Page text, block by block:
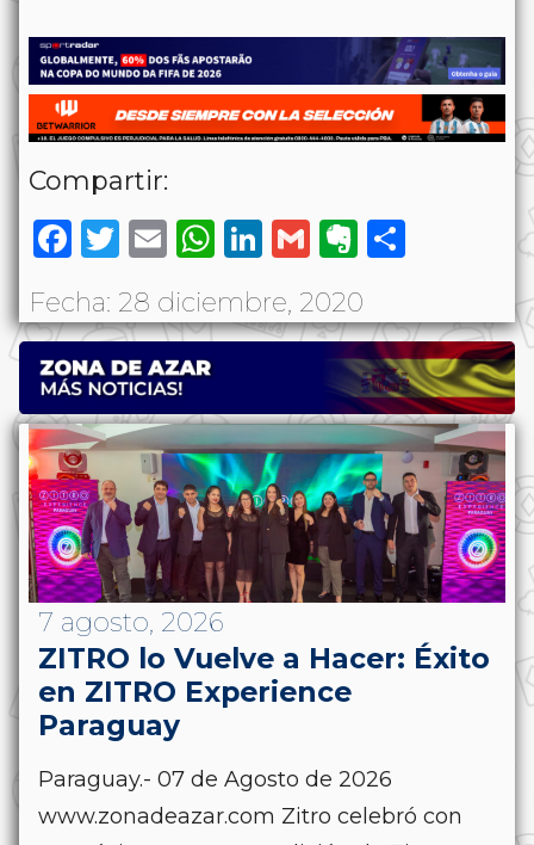
Compartir:
Facebook
Twitter
EmailWhatsApp
LinkedIn
GmailEvernote
Fecha: 28 diciembre, 2020
7 agosto, 2026
ZITRO lo Vuelve a Hacer: Éxito
en ZITRO Experience
Paraguay
Paraguay.- 07 de Agosto de 2026
www.zonadeazar.com Zitro celebró con